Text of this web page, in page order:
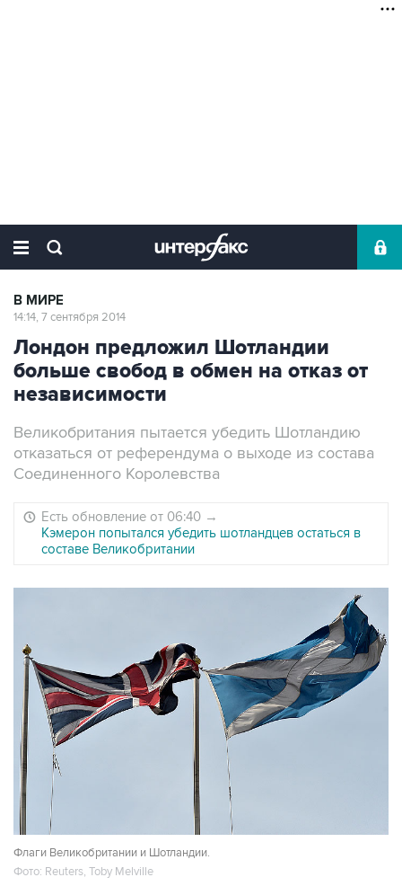
В МИРЕ
14:14, 7 сентября 2014
Лондон предложил Шотландии
больше свобод в обмен на отказ от
независимости
Великобритания пытается убедить Шотландию
отказаться от референдума о выходе из состава
Соединенного Королевства
Есть обновление от 06:40 →
Кэмерон попытался убедить шотландцев остаться в
составе Великобритании
Флаги Великобритании и Шотландии.
Фото: Reuters, Toby Melville